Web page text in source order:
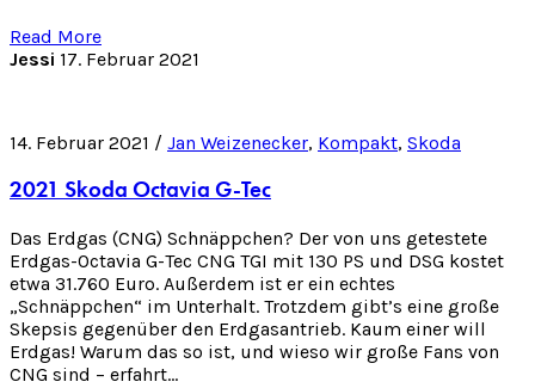
Read More
Jessi 17. Februar 2021
14. Februar 2021 / Jan Weizenecker, Kompakt, Skoda
2021 Skoda Octavia G-Tec
Das Erdgas (CNG) Schnäppchen? Der von uns getestete
Erdgas-Octavia G-Tec CNG TGI mit 130 PS und DSG kostet
etwa 31.760 Euro. Außerdem ist er ein echtes
„Schnäppchen“ im Unterhalt. Trotzdem gibt’s eine große
Skepsis gegenüber den Erdgasantrieb. Kaum einer will
Erdgas! Warum das so ist, und wieso wir große Fans von
CNG sind – erfahrt…